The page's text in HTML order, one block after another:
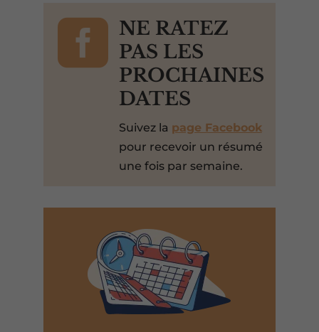

NE RATEZ
PAS LES
PROCHAINES
DATES
Suivez la page Facebook
pour recevoir un résumé
une fois par semaine.